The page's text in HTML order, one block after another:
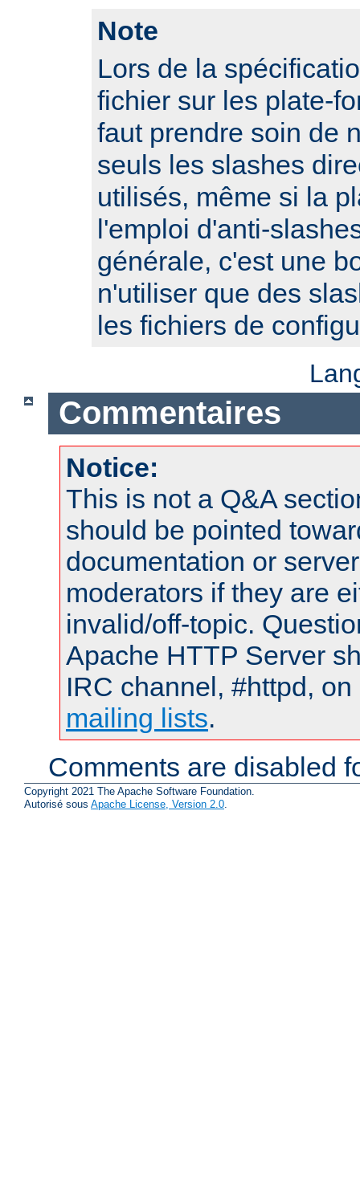
Note
Lors de la
fichier sur les plate-
faut prendre soin de
seuls les slashes
utilisés, même si la
l'emploi d'anti-
générale, c'est une
n'utiliser que des
les fichiers de
Commentaires
Notice:
This is not a Q&A
should be pointed
documentation or
moderators if they are
invalid/off-topic.
Apache HTTP Server
IRC channel, #httpd,
mailing lists.
Comments are disabled
Copyright 2021 The Apache Software Foundation.
Autorisé sous Apache License, Version 2.0.